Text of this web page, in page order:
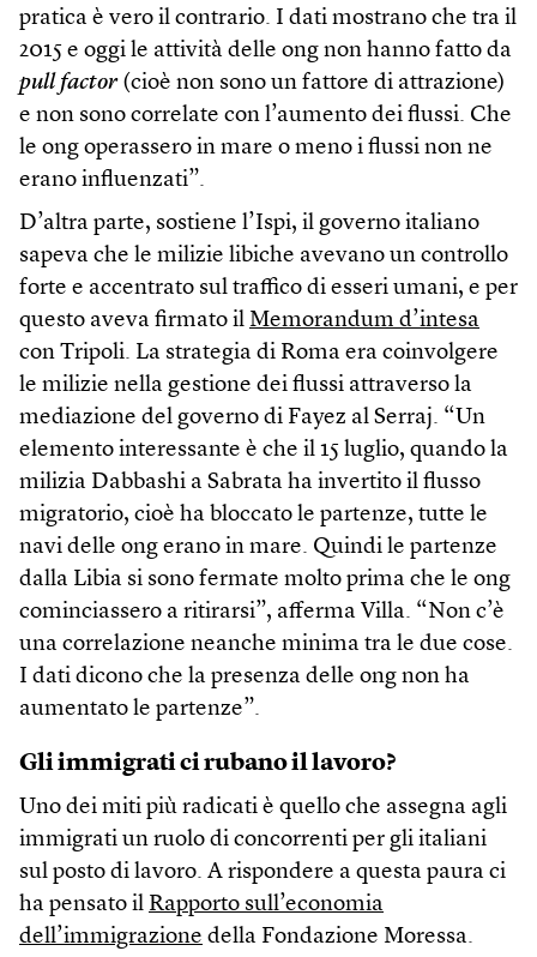
pratica è vero il contrario. I dati mostrano che tra il
2015 e oggi le attività delle ong non hanno fatto da
pull factor(cioè non sono un fattore di attrazione)
e non sono correlate con l’aumento dei flussi. Che
le ong operassero in mare o meno i flussi non ne
erano influenzati”.
D’altra parte, sostiene l’Ispi, il governo italiano
sapeva che le milizie libiche avevano un controllo
forte e accentrato sul traffico di esseri umani, e per
questo aveva firmato il Memorandum d’intesa
con Tripoli. La strategia di Roma era coinvolgere
le milizie nella gestione dei flussi attraverso la
mediazione del governo di Fayez al Serraj. “Un
elemento interessante è che il 15 luglio, quando la
milizia Dabbashi a Sabrata ha invertito il flusso
migratorio, cioè ha bloccato le partenze, tutte le
navi delle ong erano in mare. Quindi le partenze
dalla Libia si sono fermate molto prima che le ong
cominciassero a ritirarsi”, afferma Villa. “Non c’è
una correlazione neanche minima tra le due cose.
I dati dicono che la presenza delle ong non ha
aumentato le partenze”.
Gli immigrati ci rubano il lavoro?
Uno dei miti più radicati è quello che assegna agli
immigrati un ruolo di concorrenti per gli italiani
sul posto di lavoro. A rispondere a questa paura ci
ha pensato il Rapporto sull’economia
dell’immigrazione della Fondazione Moressa.